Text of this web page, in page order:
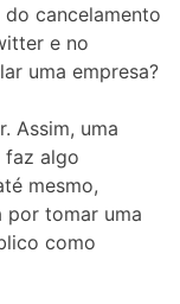
cancelamento
e no
uma empresa?
Assim, uma
faz algo
mesmo,
por tomar uma
como